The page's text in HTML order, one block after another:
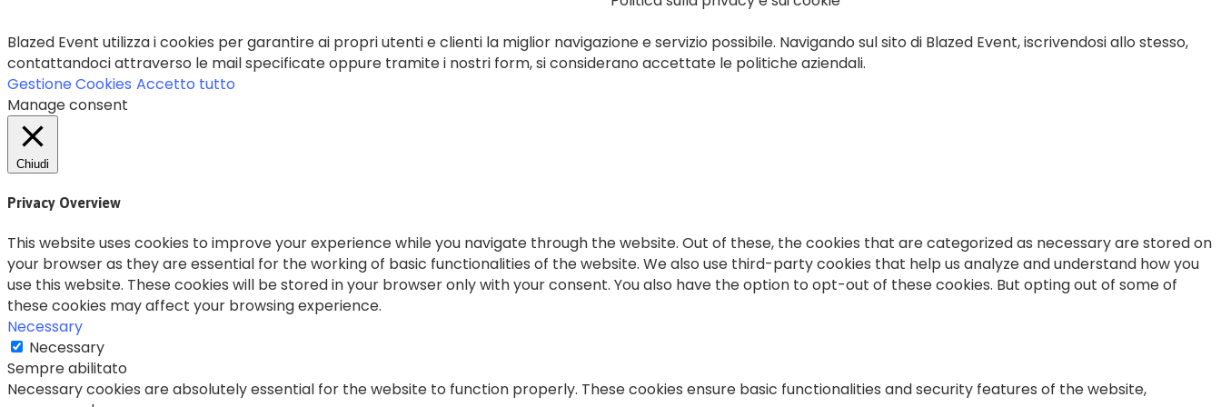
Blazed Event utilizza i cookies per garantire ai propri utenti e clienti la miglior navigazione e servizio possibile. Navigando sul sito di Blazed Event, iscrivendosi allo stesso,
contattandoci attraverso le mail specificate oppure tramite i nostri form, si considerano accettate le politiche aziendali.
Gestione Cookies Accetto tutto
Manage consent
Chiudi
Privacy Overview
This website uses cookies to improve your experience while you navigate through the website. Out of these, the cookies that are categorized as necessary are stored on
your browser as they are essential for the working of basic functionalities of the website. We also use third-party cookies that help us analyze and understand how you
use this website. These cookies will be stored in your browser only with your consent. You also have the option to opt-out of these cookies. But opting out of some of
these cookies may affect your browsing experience.
Necessary
Necessary
Sempre abilitato
Necessary cookies are absolutely essential for the website to function properly. These cookies ensure basic functionalities and security features of the website,